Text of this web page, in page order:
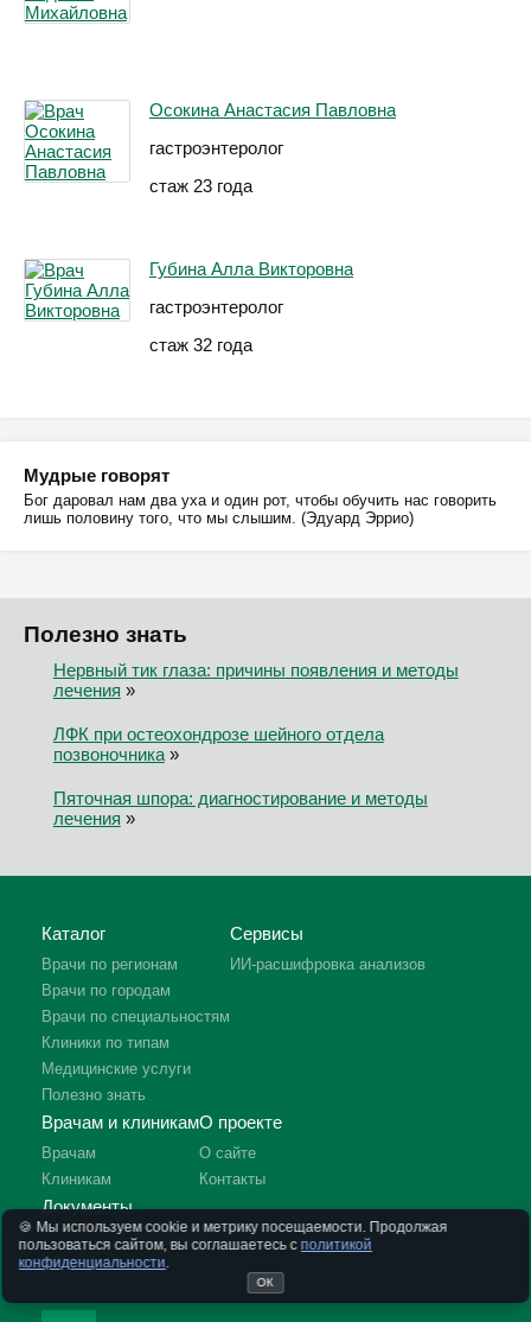
Осокина Анастасия Павловна
гастроэнтеролог
стаж 23 года
Губина Алла Викторовна
гастроэнтеролог
стаж 32 года
Мудрые говорят
Бог даровал нам два уха и один рот, чтобы обучить нас говорить
лишь половину того, что мы слышим. (Эдуард Эррио)
Полезно знать
Нервный тик глаза: причины появления и методы
лечения »
ЛФК при остеохондрозе шейного отдела
позвоночника»
Пяточная шпора: диагностирование и методы
лечения »
Каталог
Врачи по регионам
Врачи по городам
Врачи по специальностям
Клиники по типам
Медицинские услуги
Полезно знать
Сервисы
ИИ-расшифровка анализов
Врачам и клиникам
Врачам
Клиникам
О проекте
О сайте
Контакты
Документы
Политика конфиденциальности
Отказ от ответственности
🍪 Мы используем cookie и метрику посещаемости. Продолжая
пользоваться сайтом, вы соглашаетесь с политикой
конфиденциальности
ОК